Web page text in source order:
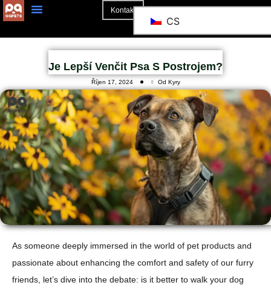
Kontakt
CS
Je Lepší Venčit Psa S Postrojem?
Říjen 17, 2024 Od Kyry
As someone deeply immersed in the world of pet products and
passionate about enhancing the comfort and safety of our furry
friends, let’s dive into the debate: is it better to walk your dog